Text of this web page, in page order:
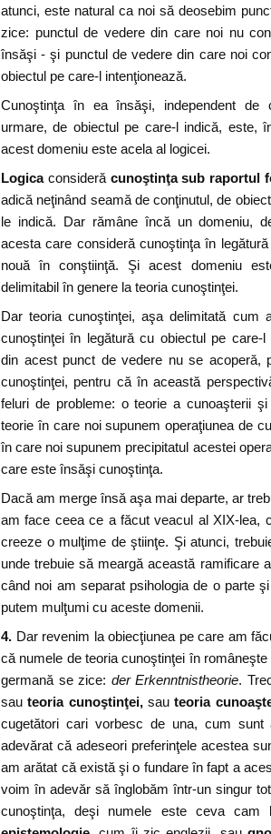
atunci, este natural ca noi să deosebim
zice: punctul de vedere din care noi nu
însăşi - şi punctul de vedere din care noi
obiectul pe care-l intenţionează.
Cunoştinţa în ea însăşi, independent de
urmare, de obiectul pe care-l indică, este,
acest domeniu este acela al logicei.
Logicaconsiderăcunoştinţa sub raportul
adică neţinând seamă de conţinutul, de
le indică. Dar rămâne încă un domeniu,
acesta care consideră cunoştinţa în
nouă în conştiinţă. Şi acest domeniu
delimitabil în genere la teoria cunoştinţei.
Dar teoria cunoştinţei, aşa delimitată cum
cunoştinţei în legătură cu obiectul pe care-l
din acest punct de vedere nu se acoperă,
cunoştinţei, pentru că în această
feluri de probleme: o teorie a cunoaşterii
teorie în care noi supunem operaţiunea de
în care noi supunem precipitatul acestei
care este însăşi cunoştinţa.
Dacă am merge însă aşa mai departe, ar
am face ceea ce a făcut veacul al XIX-lea,
creeze o mulţime de ştiinţe. Şi atunci,
unde trebuie să meargă această ramificare
când noi am separat psihologia de o parte
putem mulţumi cu aceste domenii.
4. Dar revenim la obiecţiunea pe care am
că numele de teoria cunoştinţei în
germană se zice: der Erkenntnistheorie.
sauteoria cunoştinţei,sauteoria
cugetători cari vorbesc de una, cum
adevărat că adeseori preferinţele acestea
am arătat că există şi o fundare în fapt a
voim în adevăr să înglobăm într-un singur
cunoştinţa, deşi numele este ceva cam